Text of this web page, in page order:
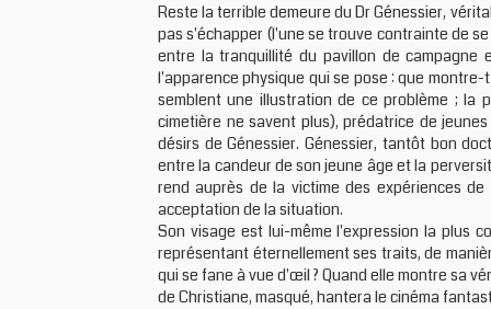
Reste la terrible demeure du Dr Génessier,
pas s'échapper (l'une se trouve contrainte de
entre la tranquillité du pavillon de
l'apparence physique qui se pose : que
semblent une illustration de ce problème ; la
cimetière ne savent plus), prédatrice de
désirs de Génessier. Génessier, tantôt bon
entre la candeur de son jeune âge et la
rend auprès de la victime des expériences
acceptation de la situation.
Son visage est lui-même l'expression la plus
représentant éternellement ses traits, de
qui se fane à vue d'œil ? Quand elle montre sa
de Christiane, masqué, hantera le cinéma